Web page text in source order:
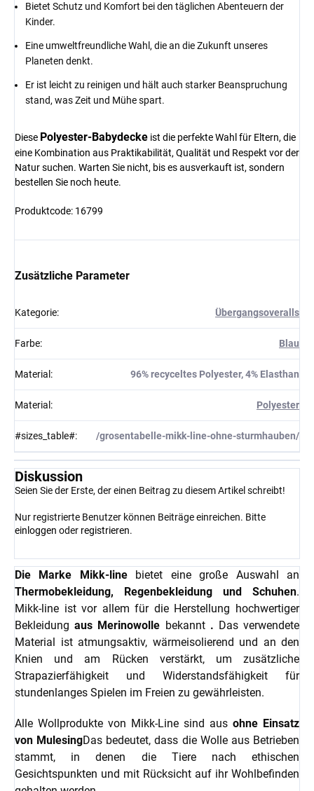
Bietet Schutz und Komfort bei den täglichen Abenteuern der
Kinder.
Eine umweltfreundliche Wahl, die an die Zukunft unseres
Planeten denkt.
Er ist leicht zu reinigen und hält auch starker Beanspruchung
stand, was Zeit und Mühe spart.
Diese Polyester-Babydecke ist die perfekte Wahl für Eltern, die
eine Kombination aus Praktikabilität, Qualität und Respekt vor der
Natur suchen. Warten Sie nicht, bis es ausverkauft ist, sondern
bestellen Sie noch heute.
Produktcode: 16799
Zusätzliche Parameter
Kategorie: Übergangsoveralls
Farbe: Blau
Material : 96% recyceltes Polyester, 4% Elasthan
Material : Polyester
#sizes_table#: /grosentabelle-mikk-line-ohne-sturmhauben/
Diskussion
Seien Sie der Erste, der einen Beitrag zu diesem Artikel schreibt!
Nur registrierte Benutzer können Beiträge einreichen. Bitte
einloggen oder registrieren.
Die Marke Mikk-linebietet eine große Auswahl an
Thermobekleidung, Regenbekleidung und Schuhen.
Mikk-line ist vor allem für die Herstellung hochwertiger
Bekleidungaus Merinowolle bekannt . Das verwendete
Material ist atmungsaktiv, wärmeisolierend und an den
Knien und am Rücken verstärkt, um zusätzliche
Strapazierfähigkeit und Widerstandsfähigkeit für
stundenlanges Spielen im Freien zu gewährleisten.
Alle Wollprodukte von Mikk-Line sind aus ohne Einsatz
von MulesingDas bedeutet, dass die Wolle aus Betrieben
stammt, in denen die Tiere nach ethischen
Gesichtspunkten und mit Rücksicht auf ihr Wohlbefinden